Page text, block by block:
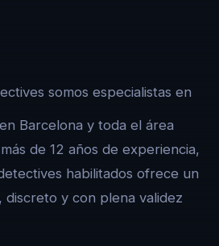
somos especialistas en
Barcelona y toda el área
de 12 años de experiencia,
habilitados ofrece un
discreto y con plena validez